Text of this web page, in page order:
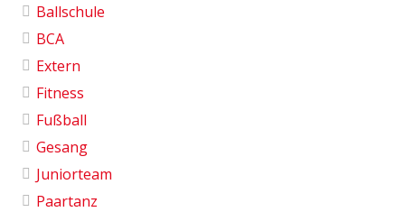
Ballschule
BCA
Extern
Fitness
Fußball
Gesang
Juniorteam
Paartanz